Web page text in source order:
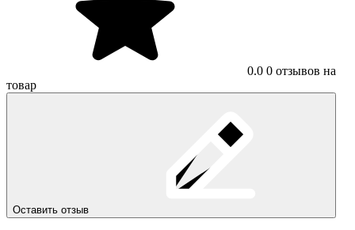
0.0 0 отзывов на
товар
Оставить отзыв